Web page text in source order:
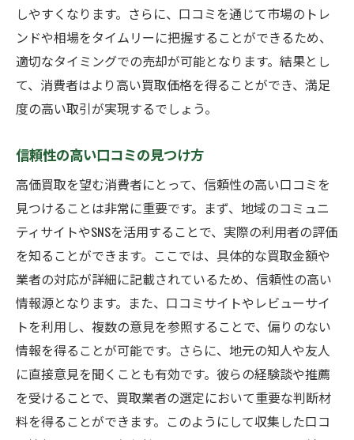
しやすくなります。さらに、口コミを通じて市場のトレ
ンドや相場をタイムリーに把握することができるため、
適切なタイミングでの売却が可能となります。結果とし
て、消費者はより高い買取価格を得ることができ、満足
度の高い取引が実現するでしょう。
信頼性の高い口コミの見つけ方
高価買取を望む消費者にとって、信頼性の高い口コミを
見つけることは非常に重要です。まず、地域のコミュニ
ティサイトやSNSを活用することで、実際の利用者の評価
を知ることができます。ここでは、具体的な買取金額や
業者の対応が詳細に記載されているため、信頼性の高い
情報源となります。また、口コミサイトやレビューサイ
トを利用し、複数の意見を参照することで、偏りのない
情報を得ることが可能です。さらに、地元の知人や友人
に直接意見を聞くことも有効です。彼らの経験談や推薦
を受けることで、買取業者の選定において重要な判断材
料を得ることができます。このようにして収集した口コ